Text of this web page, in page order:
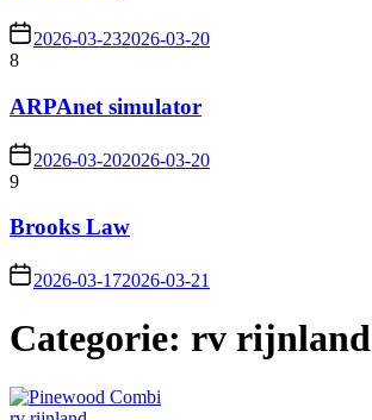
2026-03-232026-03-20
8
ARPAnet simulator
2026-03-202026-03-20
9
Brooks Law
2026-03-172026-03-21
Categorie: rv rijnland